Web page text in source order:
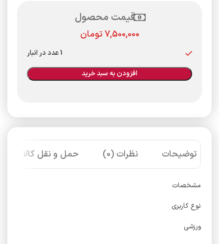
قیمت محصول
تومان
1 عدد در انبار
افزودن به سبد خرید
توضیحات نظرات (0) حمل و نقل کالا
مشخصات
نوع کاربری
ورزشی